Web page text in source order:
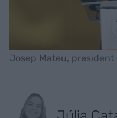
Josep Mateu, president